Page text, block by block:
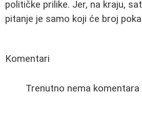
političke prilike. Jer, na kraju,
pitanje je samo koji će broj
Komentari
Trenutno nema komentara